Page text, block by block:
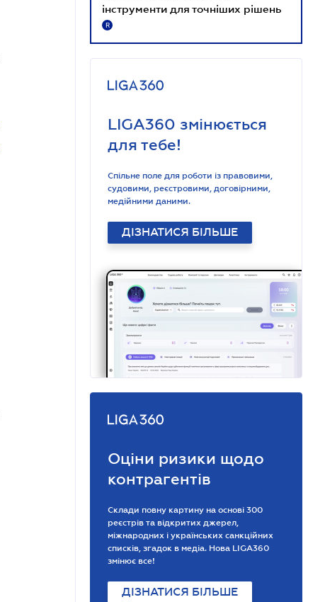
інструменти для точніших рішень
R
LIGA360 змінюється
для тебе!
Спільне поле для роботи із правовими,
судовими, реєстровими, договірними,
медійними даними.
ДІЗНАТИСЯ БІЛЬШЕ
Оціни ризики щодо
контрагентів
Склади повну картину на основі 300
реєстрів та відкритих джерел,
міжнародних і українських санкційних
списків, згадок в медіа. Нова LIGA360
змінює все!
ДІЗНАТИСЯ БІЛЬШЕ